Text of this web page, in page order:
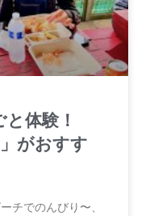
体験！
がおすす
チでのんびり〜、